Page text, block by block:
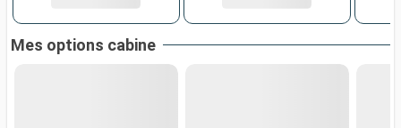
Mes options cabine